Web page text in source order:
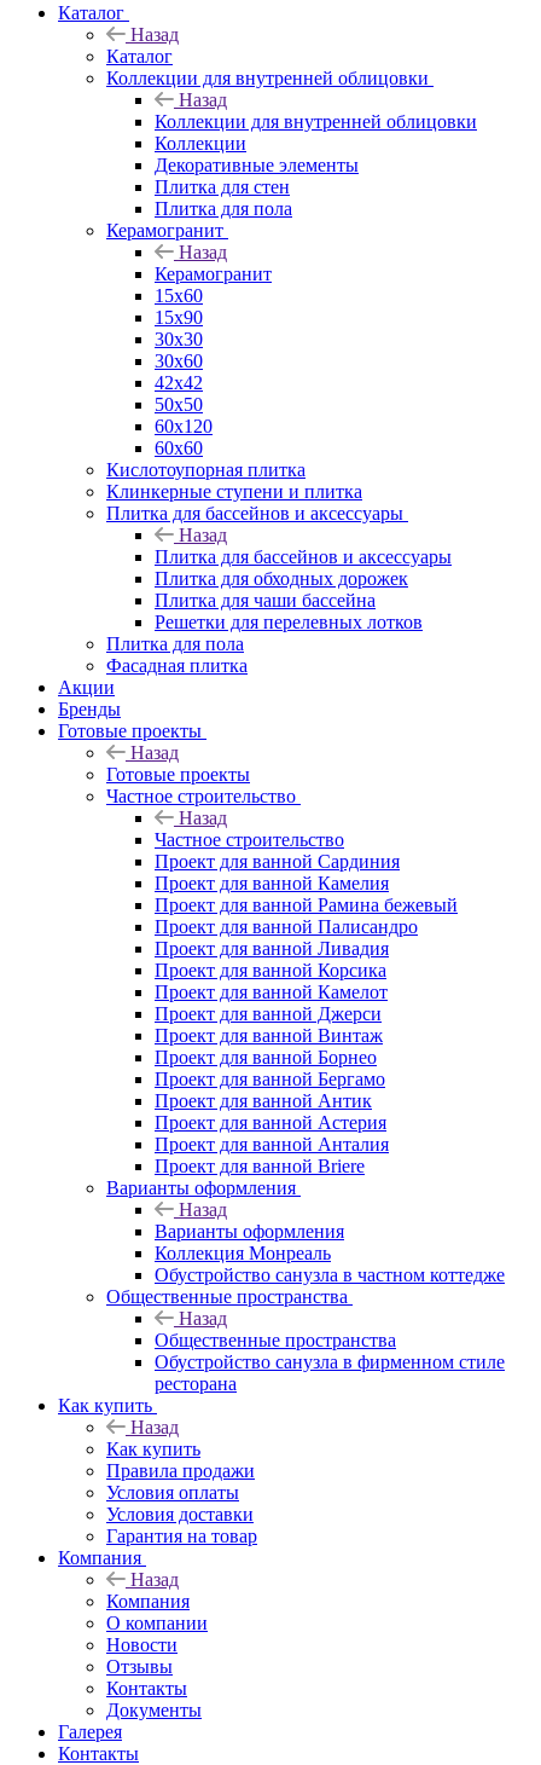
Каталог
Назад
Каталог
Коллекции для внутренней облицовки
Назад
Коллекции для внутренней облицовки
Коллекции
Декоративные элементы
Плитка для стен
Плитка для пола
Керамогранит
Назад
Керамогранит
15х60
15x90
30х30
30х60
42х42
50х50
60х120
60х60
Кислотоупорная плитка
Клинкерные ступени и плитка
Плитка для бассейнов и аксессуары
Назад
Плитка для бассейнов и аксессуары
Плитка для обходных дорожек
Плитка для чаши бассейна
Решетки для перелевных лотков
Плитка для пола
Фасадная плитка
Акции
Бренды
Готовые проекты
Назад
Готовые проекты
Частное строительство
Назад
Частное строительство
Проект для ванной Сардиния
Проект для ванной Камелия
Проект для ванной Рамина бежевый
Проект для ванной Палисандро
Проект для ванной Ливадия
Проект для ванной Корсика
Проект для ванной Камелот
Проект для ванной Джерси
Проект для ванной Винтаж
Проект для ванной Борнео
Проект для ванной Бергамо
Проект для ванной Антик
Проект для ванной Астерия
Проект для ванной Анталия
Проект для ванной Briere
Варианты оформления
Назад
Варианты оформления
Коллекция Монреаль
Обустройство санузла в частном коттедже
Общественные пространства
Назад
Общественные пространства
Обустройство санузла в фирменном стиле
ресторана
Как купить
Назад
Как купить
Правила продажи
Условия оплаты
Условия доставки
Гарантия на товар
Компания
Назад
Компания
О компании
Новости
Отзывы
Контакты
Документы
Галерея
Контакты